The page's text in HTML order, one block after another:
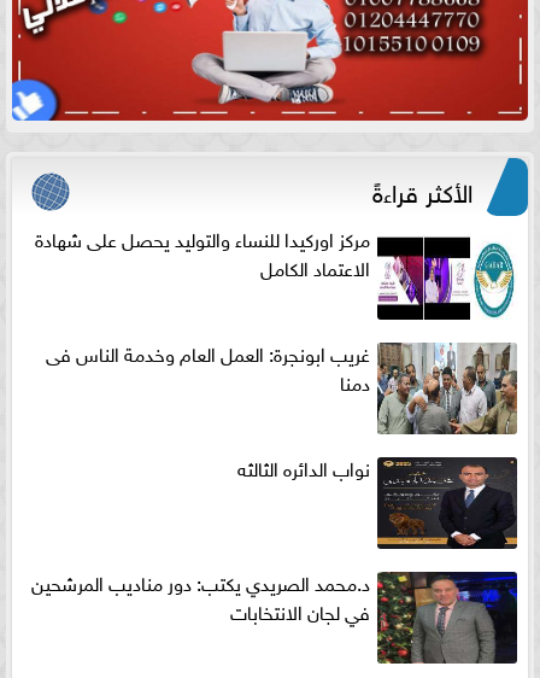
الأكثر قراءةً
مركز اوركيدا للنساء والتوليد يحصل على شهادة
الاعتماد الكامل
غريب ابونجرة: العمل العام وخدمة الناس فى
دمنا
نواب الدائره الثالثه
د.محمد الصريدي يكتب: دور مناديب المرشحين
في لجان الانتخابات